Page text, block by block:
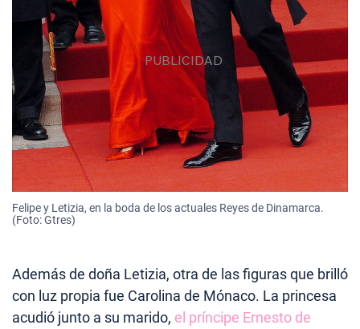
Felipe y Letizia, en la boda de los actuales Reyes de Dinamarca.
(Foto: Gtres)
Además de doña Letizia, otra de las figuras que brilló
con luz propia fue Carolina de Mónaco. La princesa
acudió junto a su marido, el príncipe Ernesto de